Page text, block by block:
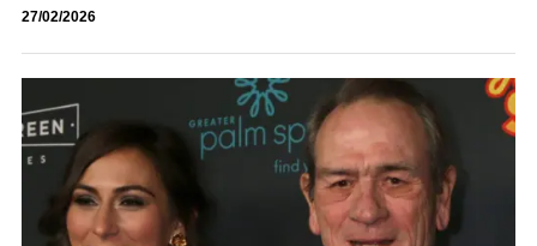
27/02/2026